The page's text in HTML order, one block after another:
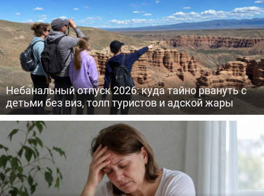
Небанальный отпуск 2026: куда тайно рвануть с
детьми без виз, толп туристов и адской жары